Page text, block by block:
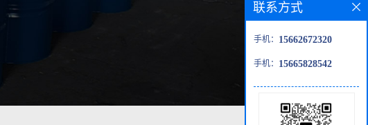
联系方式
手机： 15662672320
手机： 15665828542